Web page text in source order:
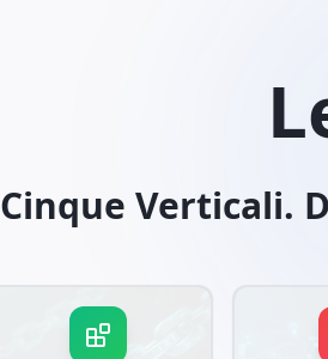
Cinque Verticali.